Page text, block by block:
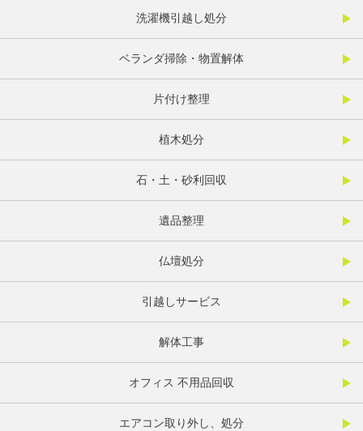
洗濯機引越し処分
ベランダ掃除・物置解体
片付け整理
植木処分
石・土・砂利回収
遺品整理
仏壇処分
引越しサービス
解体工事
オフィス 不用品回収
エアコン取り外し、処分